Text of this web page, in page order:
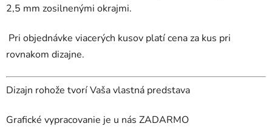
2,5 mm zosilnenými okrajmi.
Pri objednávke viacerých kusov platí cena za kus pri
rovnakom dizajne.
Dizajn rohože tvorí Vaša vlastná predstava
Grafické vypracovanie je u nás ZADARMO